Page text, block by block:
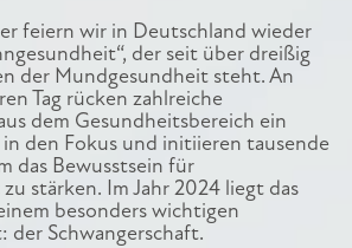
feiern wir in Deutschland wieder
der seit über dreißig
der Mundgesundheit steht. An
Tag rücken zahlreiche
dem Gesundheitsbereich ein
in den Fokus und initiieren tausende
das Bewusstsein für
stärken. Im Jahr 2024 liegt das
besonders wichtigen
der Schwangerschaft.